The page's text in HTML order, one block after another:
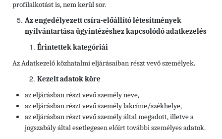
profilalkotást is, nem kerül sor.
Az engedélyezett csíra-előállító létesítmények
nyilvántartása ügyintézéshez kapcsolódó adatkezelés
Érintettek kategóriái
Az Adatkezelő közhatalmi eljárásaiban részt vevő személyek.
Kezelt adatok köre
az eljárásban részt vevő személy neve,
az eljárásban részt vevő személylakcíme/székhelye,
az eljárásban részt vevő személy által megadott, illetve a
jogszabály által esetlegesen előírt további személyes adatok.